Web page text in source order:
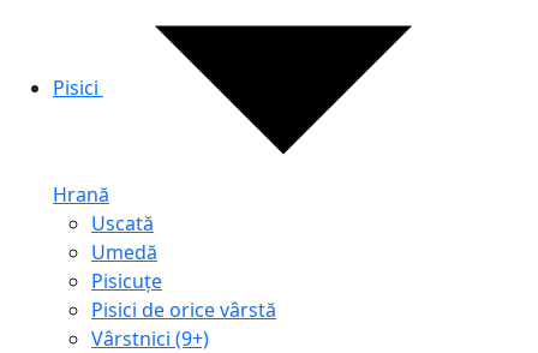
Pisici
Hrană
Uscată
Umedă
Pisicuțe
Pisici de orice vârstă
Vârstnici (9+)